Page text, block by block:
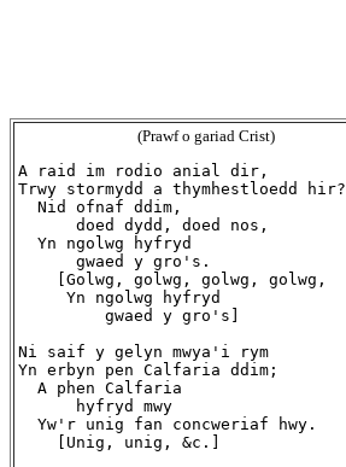
(Prawf o gariad Crist)
A raid im rodio anial dir,
Trwy stormydd a thymhestloedd hir?
  Nid ofnaf ddim,
      doed dydd, doed nos,
  Yn ngolwg hyfryd
      gwaed y gro's.
    [Golwg, golwg, golwg, golwg,
     Yn ngolwg hyfryd
         gwaed y gro's]
Ni saif y gelyn mwya'i rym
Yn erbyn pen Calfaria ddim;
  A phen Calfaria
      hyfryd mwy
  Yw'r unig fan concweriaf hwy.
    [Unig, unig, &c.]